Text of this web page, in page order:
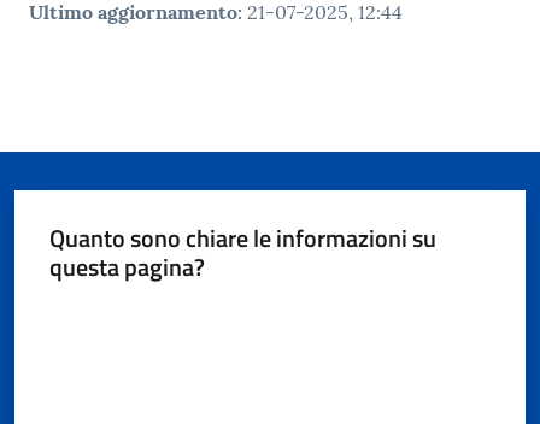
Ultimo aggiornamento: 21-07-2025, 12:44
Quanto sono chiare le informazioni su
questa pagina?